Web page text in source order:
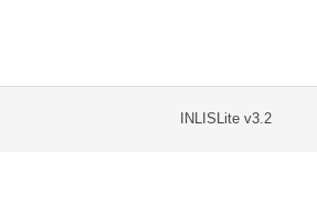
INLISLite v3.2